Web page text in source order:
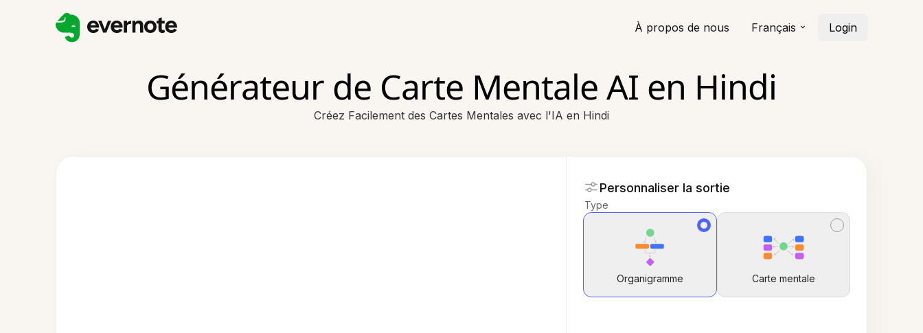
À propos de nous Français Login
Générateur de Carte Mentale AI en Hindi
Créez Facilement des Cartes Mentales avec l'IA en Hindi
Personnaliser la sortie
Type
Organigramme Carte mentale